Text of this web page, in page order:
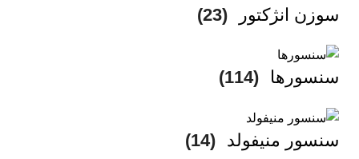
سوزن انژکتور (23)
سنسورها (114)
سنسور منیفولد (14)